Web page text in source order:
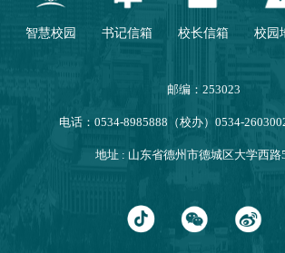
智慧校园 书记信箱 校长信箱 校园
邮编：253023
电话：0534-8985888（校办）0534-
地址 : 山东省德州市德城区大学西路